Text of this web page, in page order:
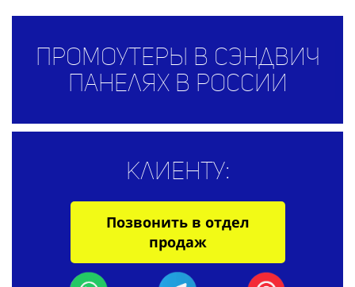
Промоутеры в сэндвич
панелях в России
Клиенту:
Позвонить в отдел
продаж